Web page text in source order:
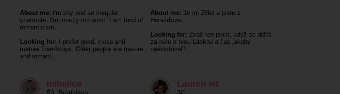
About me: I'm shy and an irregular
chatmate. I'm mostly romantic. I am fond of
romanticism…
Looking for: I prefer good, close and
mature friendships. Older people are mature
and romanti…
About me: Je mi 28let a jsem z
Horažďovic.
Looking for: Znáš ten pocit, když se držíš
za ruku s tvou Láskou a čas jakoby
neexistoval?…
mihelica Lauren let